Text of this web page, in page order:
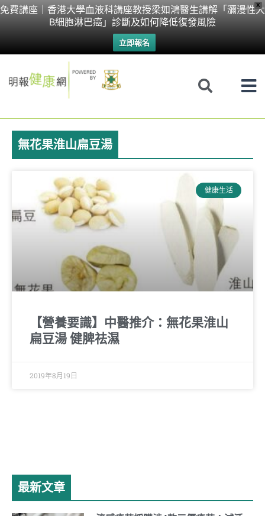
X
免費講座｜香港大學血液科講座教授梁如鴻醫生講解「瀰漫性大
B細胞淋巴癌」診斷及如何降低復發風險
立即報名
Skip
無花果淮山扁豆湯
健康生活
【營養要識】中醫推介：無花果淮山
扁豆湯 健脾祛濕
2019年8月19日
最新文章